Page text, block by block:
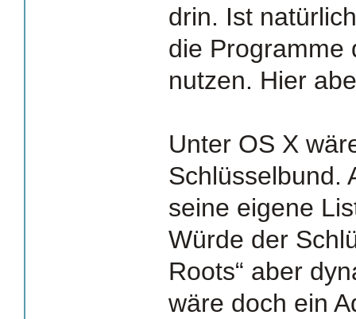
drin. Ist
die Programme
nutzen. Hier
Unter OS X
Schlüsselbund.
seine eigene
Würde der
Roots“ aber
wäre doch ein